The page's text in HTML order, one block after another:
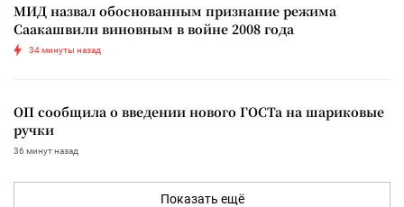
МИД назвал обоснованным признание режима
Саакашвили виновным в войне 2008 года
34 минуты назад
ОП сообщила о введении нового ГОСТа на шариковые
ручки
36 минут назад
Показать ещё